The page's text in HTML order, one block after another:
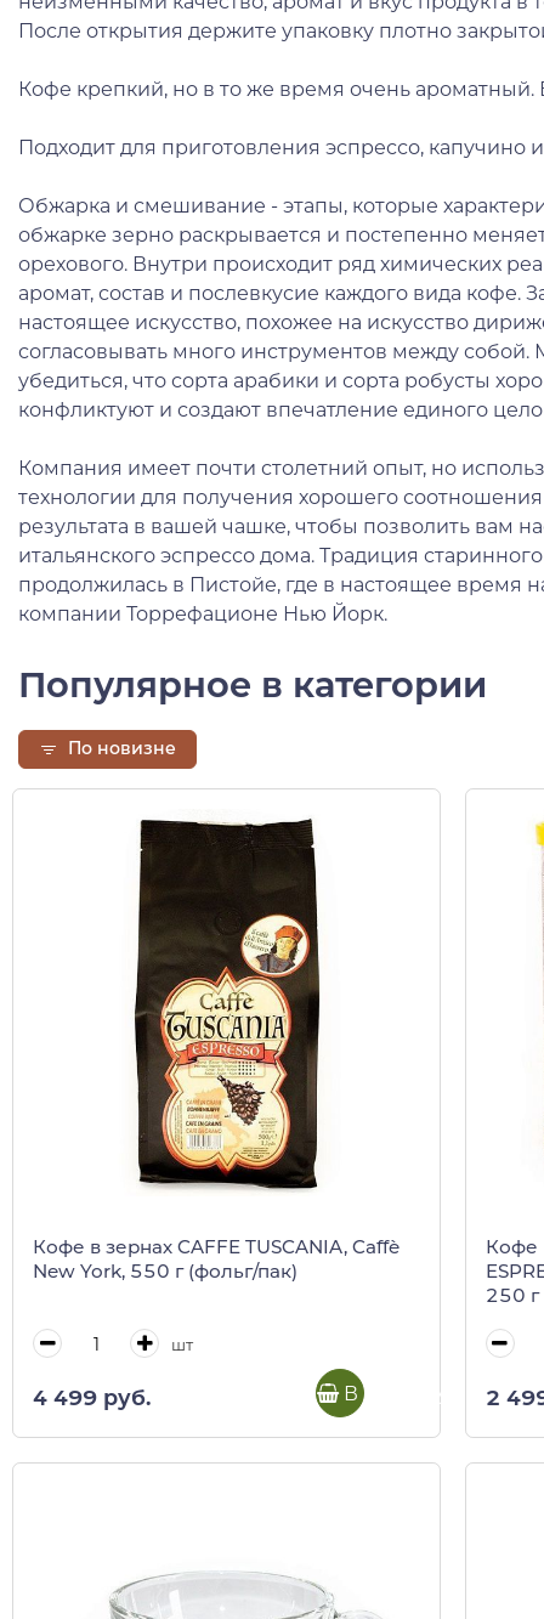
После открытия держите упаковку плотно
Кофе крепкий, но в то же время очень
Подходит для приготовления эспрессо, капучино
Обжарка и смешивание - этапы, которые
обжарке зерно раскрывается и постепенно
орехового. Внутри происходит ряд химических
аромат, состав и послевкусие каждого вида кофе.
настоящее искусство, похожее на искусство
согласовывать много инструментов между
убедиться, что сорта арабики и сорта робусты
конфликтуют и создают впечатление единого
Компания имеет почти столетний опыт, но
технологии для получения хорошего
результата в вашей чашке, чтобы позволить вам
итальянского эспрессо дома. Традиция
продолжилась в Пистойе, где в настоящее время
компании Торрефационе Нью Йорк.
Популярное в категории
По новизне
Кофе в зернах CAFFE TUSCANIA, Caffè
New York, 550 г (фольг/пак)
шт
4 499 руб. В корзину
Кофе
250
2